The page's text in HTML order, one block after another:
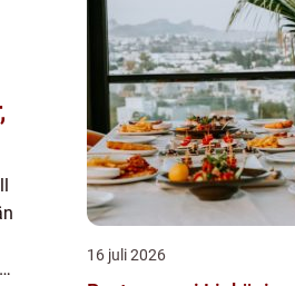
16 juli 2026